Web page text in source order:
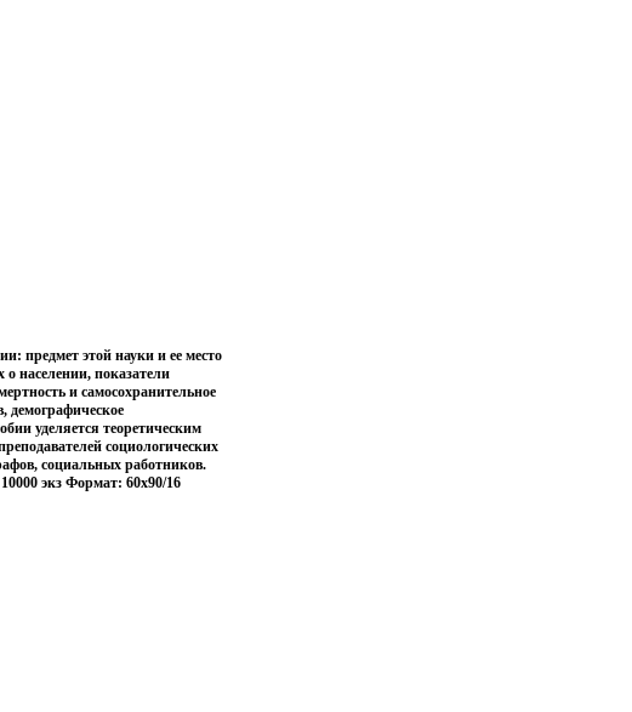
предмет этой науки и ее место
населении, показатели
и самосохранительное
демографическое
уделяется теоретическим
социологических
социальных работников.
экз Формат: 60x90/16